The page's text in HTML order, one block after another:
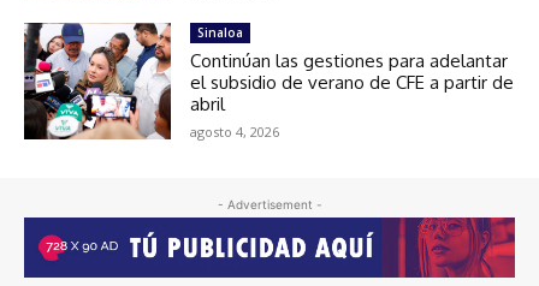
Sinaloa
Continúan las gestiones para adelantar
el subsidio de verano de CFE a partir de
abril
agosto 4, 2026
- Advertisement -